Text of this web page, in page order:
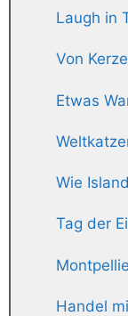
Laugh in
Von
Etwas
Wie
Tag der
Handel